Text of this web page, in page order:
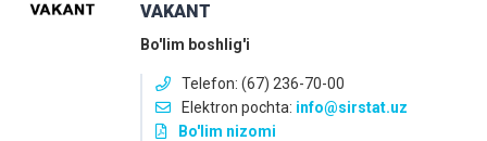
VAKANT
Bo'lim boshlig'i
Telefon: (67) 236-70-00
Elektron pochta: info@sirstat.uz
Bo'lim nizomi